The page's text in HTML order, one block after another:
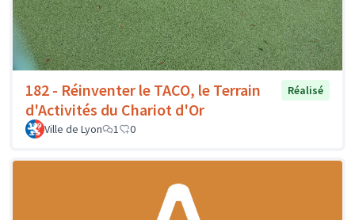
182 - Réinventer le TACO, le Terrain
d'Activités du Chariot d'Or
Réalisé
Ville de Lyon 1 0